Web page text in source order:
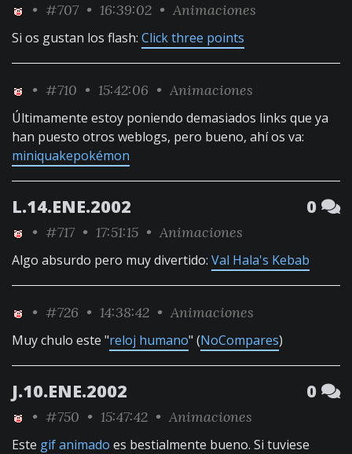
• #707 • 16:39:02 • Animaciones
Si os gustan los flash: Click three points
• #710 • 15:42:06 • Animaciones
Últimamente estoy poniendo demasiados links que ya
han puesto otros weblogs, pero bueno, ahí os va:
miniquakepokémon
L.14.ENE.2002 0
• #717 • 17:51:15 • Animaciones
Algo absurdo pero muy divertido: Val Hala's Kebab
• #726 • 14:38:42 • Animaciones
Muy chulo este "reloj humano" (NoCompares)
J.10.ENE.2002 0
• #750 • 15:47:42 • Animaciones
Este gif animado es bestialmente bueno. Si tuviese